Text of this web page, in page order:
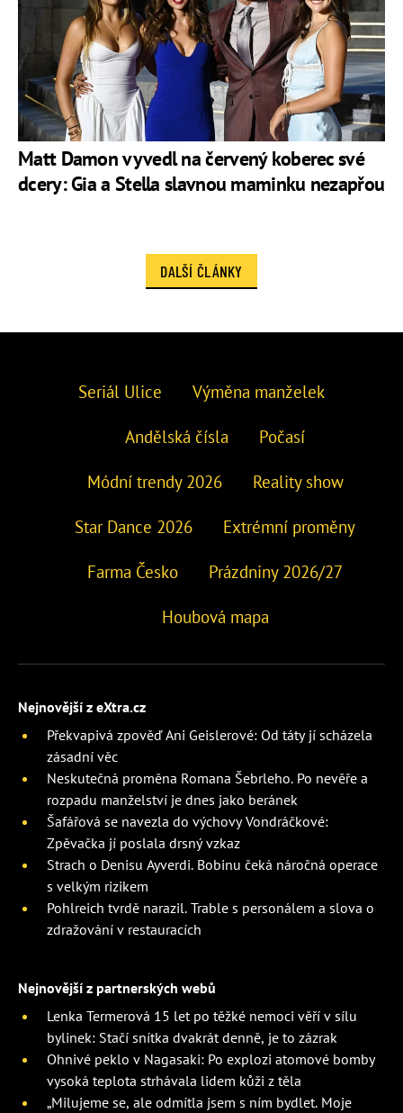
Matt Damon vyvedl na červený koberec své
dcery: Gia a Stella slavnou maminku nezapřou
DALŠÍ ČLÁNKY
Seriál Ulice Výměna manželek
Andělská čísla Počasí
Módní trendy 2026 Reality show
Star Dance 2026 Extrémní proměny
Farma Česko Prázdniny 2026/27
Houbová mapa
Nejnovější z eXtra.cz
Překvapivá zpověď Ani Geislerové: Od táty jí scházela
zásadní věc
Neskutečná proměna Romana Šebrleho. Po nevěře a
rozpadu manželství je dnes jako beránek
Šafářová se navezla do výchovy Vondráčkové:
Zpěvačka jí poslala drsný vzkaz
Strach o Denisu Ayverdi. Bobinu čeká náročná operace
s velkým rizikem
Pohlreich tvrdě narazil. Trable s personálem a slova o
zdražování v restauracích
Nejnovější z partnerských webů
Lenka Termerová 15 let po těžké nemoci věří v sílu
bylinek: Stačí snítka dvakrát denně, je to zázrak
Ohnivé peklo v Nagasaki: Po explozi atomové bomby
vysoká teplota strhávala lidem kůži z těla
„Milujeme se, ale odmítla jsem s ním bydlet. Moje